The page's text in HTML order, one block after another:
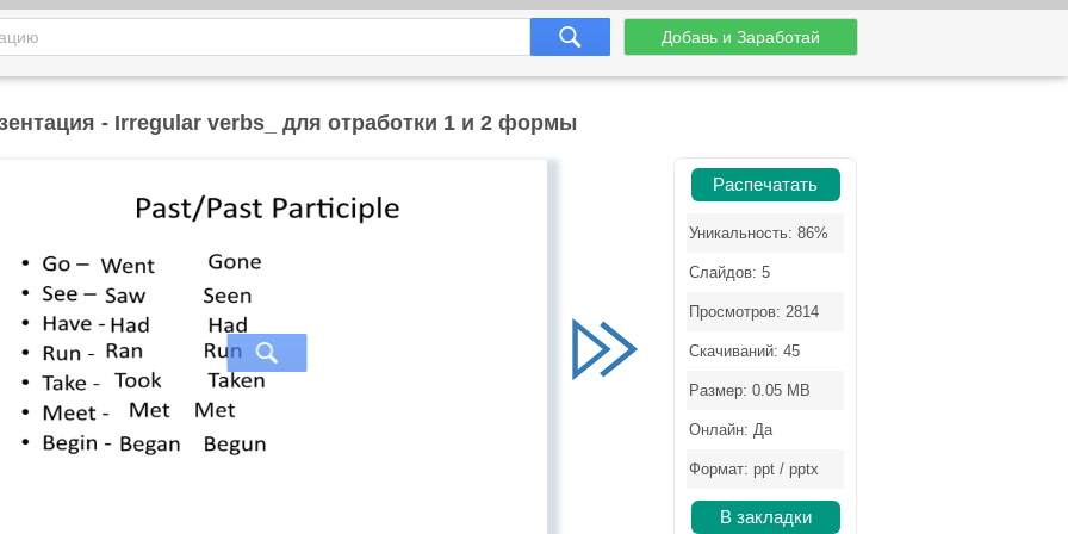
Добавь и Заработай
- Irregular verbs_ для отработки 1 и 2 формы
Распечатать
Уникальность: 86%
Слайдов: 5
Просмотров: 2814
Скачиваний: 45
Размер: 0.05 MB
Онлайн: Да
Формат: ppt / pptx
В закладки